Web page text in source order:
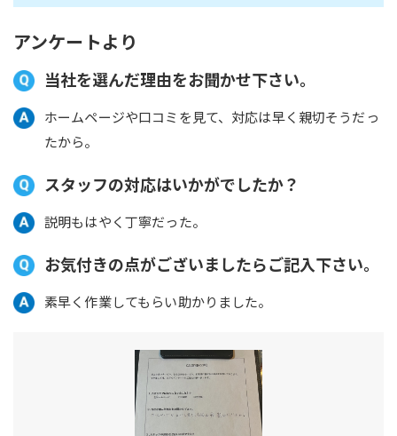
アンケートより
当社を選んだ理由をお聞かせ下さい。
ホームページや口コミを見て、対応は早く親切そうだっ
たから。
スタッフの対応はいかがでしたか？
説明もはやく丁寧だった。
お気付きの点がございましたらご記入下さい。
素早く作業してもらい助かりました。